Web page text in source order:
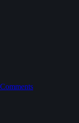
Comments